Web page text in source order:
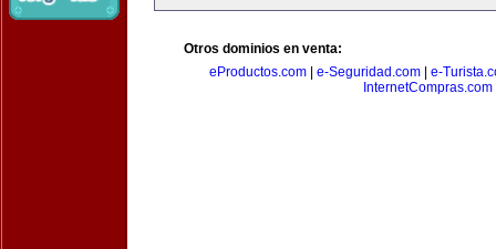
Otros dominios en venta:
eProductos.com
e-Seguridad.com
e-
InternetCompras.com